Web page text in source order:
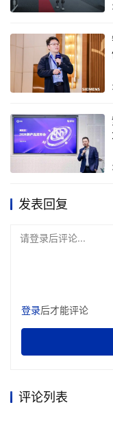
目前，浪潮集团切
就高达两三百万。
周三（2006年4月
浪潮服务器渠道
2006年4月19日，
推出翔龙计划。龙
销平台，在这个平
道。这个渠道我们
联盟部同事和用户
什么可靠性。浪潮
发表回复
请登录后评论...
登录后才能评论
评论列表